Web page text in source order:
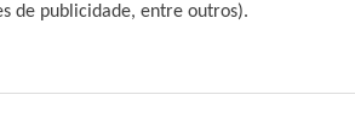
de publicidade, entre outros).
aos pilotos a partir de sábado no Madeira Tecnopolo